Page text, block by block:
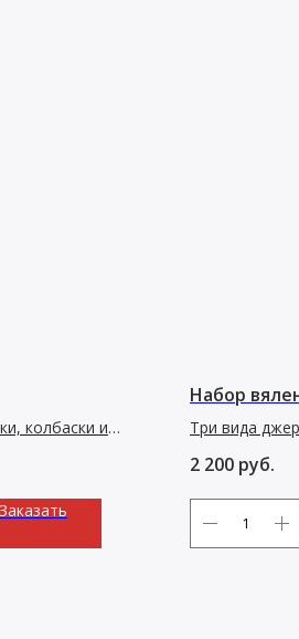
колбаски и
Заказать
Набор
Три вида
2 200 руб.